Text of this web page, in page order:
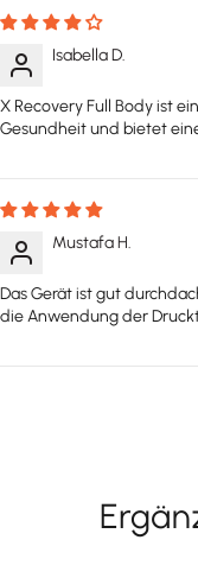
Isabella D.
X Recovery Full Body ist
Gesundheit und bietet
Mustafa H.
Das Gerät ist gut
die Anwendung der